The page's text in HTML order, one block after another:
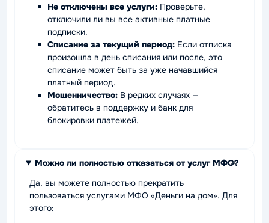
Не отключены все услуги: Проверьте,
отключили ли вы все активные платные
подписки.
Списание за текущий период: Если отписка
произошла в день списания или после, это
списание может быть за уже начавшийся
платный период.
Мошенничество: В редких случаях —
обратитесь в поддержку и банк для
блокировки платежей.
Можно ли полностью отказаться от услуг МФО?
Да, вы можете полностью прекратить
пользоваться услугами МФО «Деньги на дом». Для
этого: